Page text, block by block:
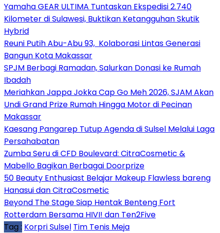
Yamaha GEAR ULTIMA Tuntaskan Ekspedisi 2.740
Kilometer di Sulawesi, Buktikan Ketangguhan Skutik
Hybrid
Reuni Putih Abu-Abu 93, Kolaborasi Lintas Generasi
Bangun Kota Makassar
SPJM Berbagi Ramadan, Salurkan Donasi ke Rumah
Ibadah
Meriahkan Jappa Jokka Cap Go Meh 2026, SJAM Akan
Undi Grand Prize Rumah Hingga Motor di Pecinan
Makassar
Kaesang Pangarep Tutup Agenda di Sulsel Melalui Laga
Persahabatan
Zumba Seru di CFD Boulevard: CitraCosmetic &
Mabello Bagikan Berbagai Doorprize
50 Beauty Enthusiast Belajar Makeup Flawless bareng
Hanasui dan CitraCosmetic
Beyond The Stage Siap Hentak Benteng Fort
Rotterdam Bersama HIVI! dan Ten2Five
Tag : Korpri Sulsel Tim Tenis Meja